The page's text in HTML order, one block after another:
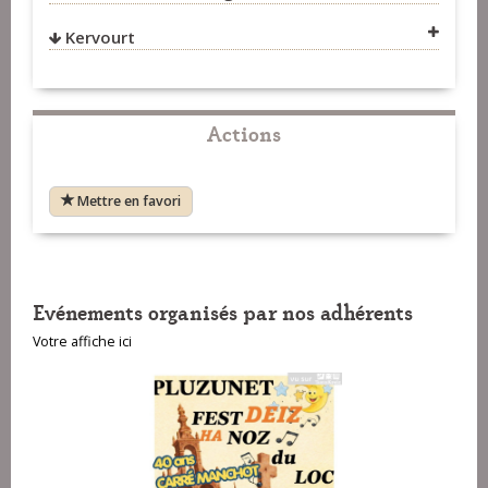
Kervourt
VOIR SUR LA CARTE
Actions
Mettre en favori
Evénements organisés par nos adhérents
Votre affiche ici